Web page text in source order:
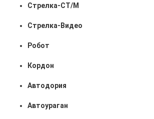
Стрелка-СТ/М
Стрелка-Видео
Робот
Кордон
Автодория
Автоураган